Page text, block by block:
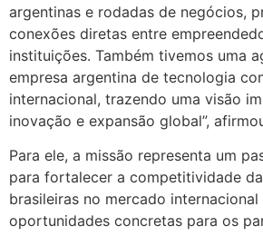
argentinas e rodadas de negócios,
conexões diretas entre
instituições. Também tivemos uma
empresa argentina de tecnologia
internacional, trazendo uma visão
inovação e expansão global”,
Para ele, a missão representa um
para fortalecer a competitividade
brasileiras no mercado
oportunidades concretas para os